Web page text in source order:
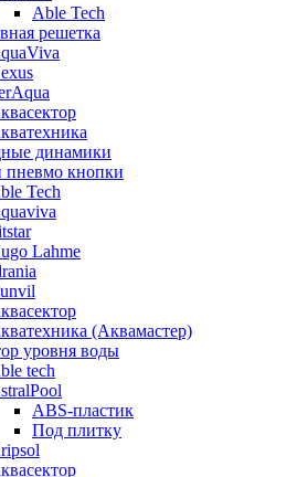
Able Tech
решетка
динамики
пневмо кнопки
Tech
Lahme
(Аквамастер)
уровня воды
tech
ABS-пластик
Под плитку